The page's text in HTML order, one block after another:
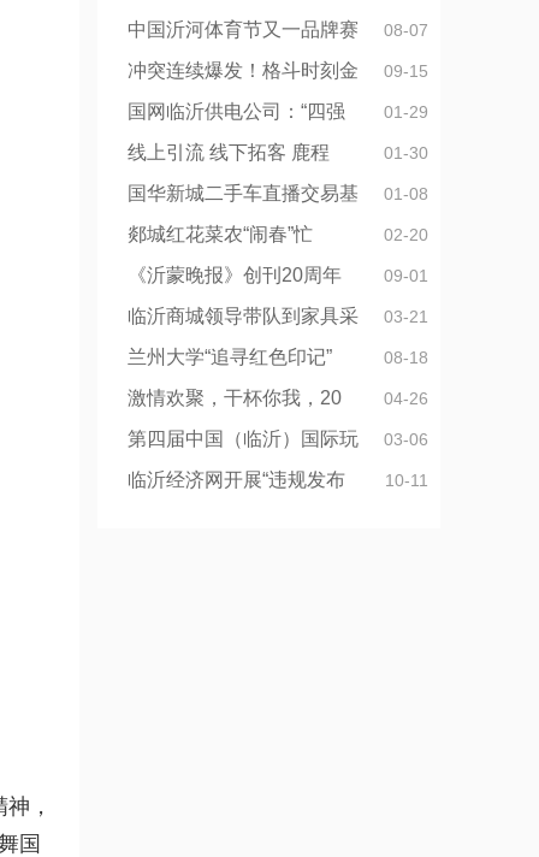
，
国
08-07
中国沂河体育节又一品牌赛
09-15
冲突连续爆发！格斗时刻金
01-29
国网临沂供电公司：“四强
01-30
线上引流 线下拓客 鹿程
01-08
国华新城二手车直播交易基
02-20
郯城红花菜农“闹春”忙
09-01
《沂蒙晚报》创刊20周年
03-21
临沂商城领导带队到家具采
08-18
兰州大学“追寻红色印记”
04-26
激情欢聚，干杯你我，20
03-06
第四届中国（临沂）国际玩
10-11
临沂经济网开展“违规发布